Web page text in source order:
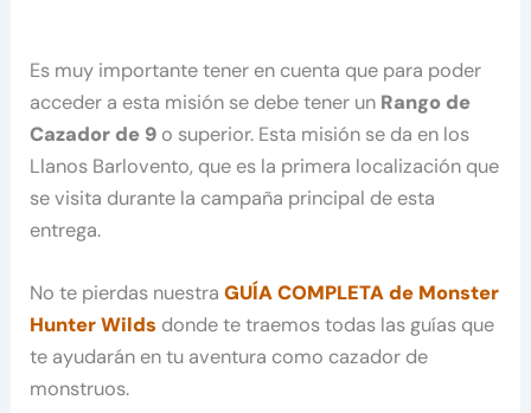
Es muy importante tener en cuenta que para poder
acceder a esta misión se debe tener un Rango de
Cazador de 9 o superior. Esta misión se da en los
Llanos Barlovento, que es la primera localización que
se visita durante la campaña principal de esta
entrega.
No te pierdas nuestraGUÍA COMPLETA de Monster
Hunter Wilds donde te traemos todas las guías que
te ayudarán en tu aventura como cazador de
monstruos.